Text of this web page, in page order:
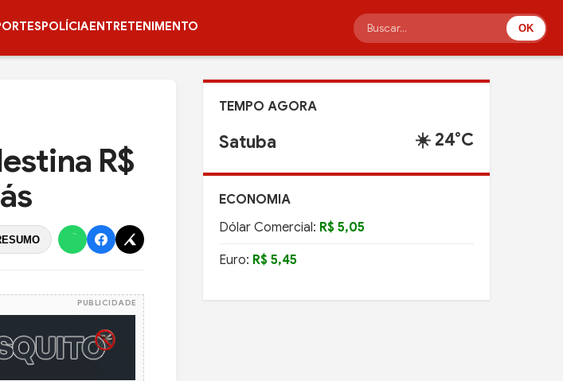
POLÍCIAENTRETENIMENTO OK
R$
PUBLICIDADE
TEMPO AGORA
Satuba ☀️ 24°C
ECONOMIA
Dólar Comercial: R$ 5,05
Euro: R$ 5,45